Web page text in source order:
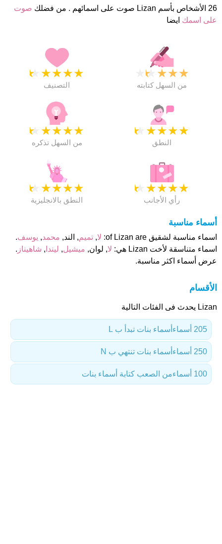
26 الأشخاص بأسم Lizan صوت على اسمائهم . من فضلك
صوت
على اسمك ايضا
★
★
★
★
★
التصنيف
★
★
★
★
من السهل كتابته
★
★
★
★
★
من السهل تذكره
★
★
★
★
★
النطق
★
★
★
★
★
النطق بالانجليزية
★
★
★
★
★
رأي الأجانب
أسماء مناسبة
اسماء مناسبة لشقيق of Lizan are: لا, تميم, الند, محمد, يوسف.
اسماء متناسقة لأخت Lizan هي:
لا, لوان, ميشيل, ليندا , شاهيناز .
عرض أسماء اكثر مناسبة.
الأقسام
Lizan يحدث فى الفئات التالية
أسماء بنات تبدأ ب L 205 أسماء
أسماء بنات تنتهي ب N 250 أسماء
من الصعب كتابة أسماء بنات 100 أسماء